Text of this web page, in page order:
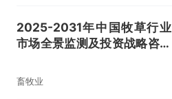
2025-2031年中国牧草行业
市场全景监测及投资战略咨询
畜牧业